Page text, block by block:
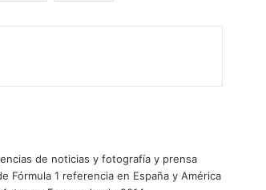
de noticias y fotografía y prensa
Fórmula 1 referencia en España y América